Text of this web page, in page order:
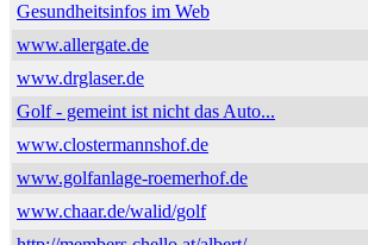
Gesundheitsinfos im Web
www.allergate.de
www.drglaser.de
Golf - gemeint ist nicht das Auto...
www.clostermannshof.de
www.golfanlage-roemerhof.de
www.chaar.de/walid/golf